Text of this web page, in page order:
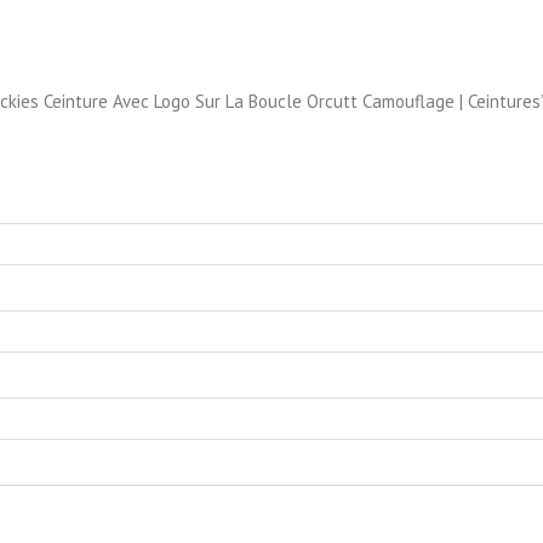
Ceinture Avec Logo Sur La Boucle Orcutt Camouflage |